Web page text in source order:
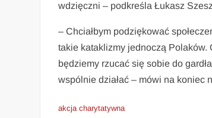
wdzięczni – podkreśla Łukasz
– Chciałbym podziękować
takie kataklizmy jednoczą Polaków.
będziemy rzucać się sobie do
wspólnie działać – mówi na koniec
akcja charytatywna